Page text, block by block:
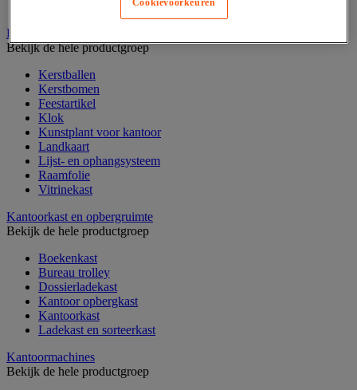
Kantoordecoratie
Bekijk de hele productgroep
Kerstballen
Kerstbomen
Feestartikel
Klok
Kunstplant voor kantoor
Landkaart
Lijst- en ophangsysteem
Raamfolie
Vitrinekast
Kantoorkast en opbergruimte
Bekijk de hele productgroep
Boekenkast
Bureau trolley
Dossierladekast
Kantoor opbergkast
Kantoorkast
Ladekast en sorteerkast
Kantoormachines
Bekijk de hele productgroep
Cookievoorkeuren